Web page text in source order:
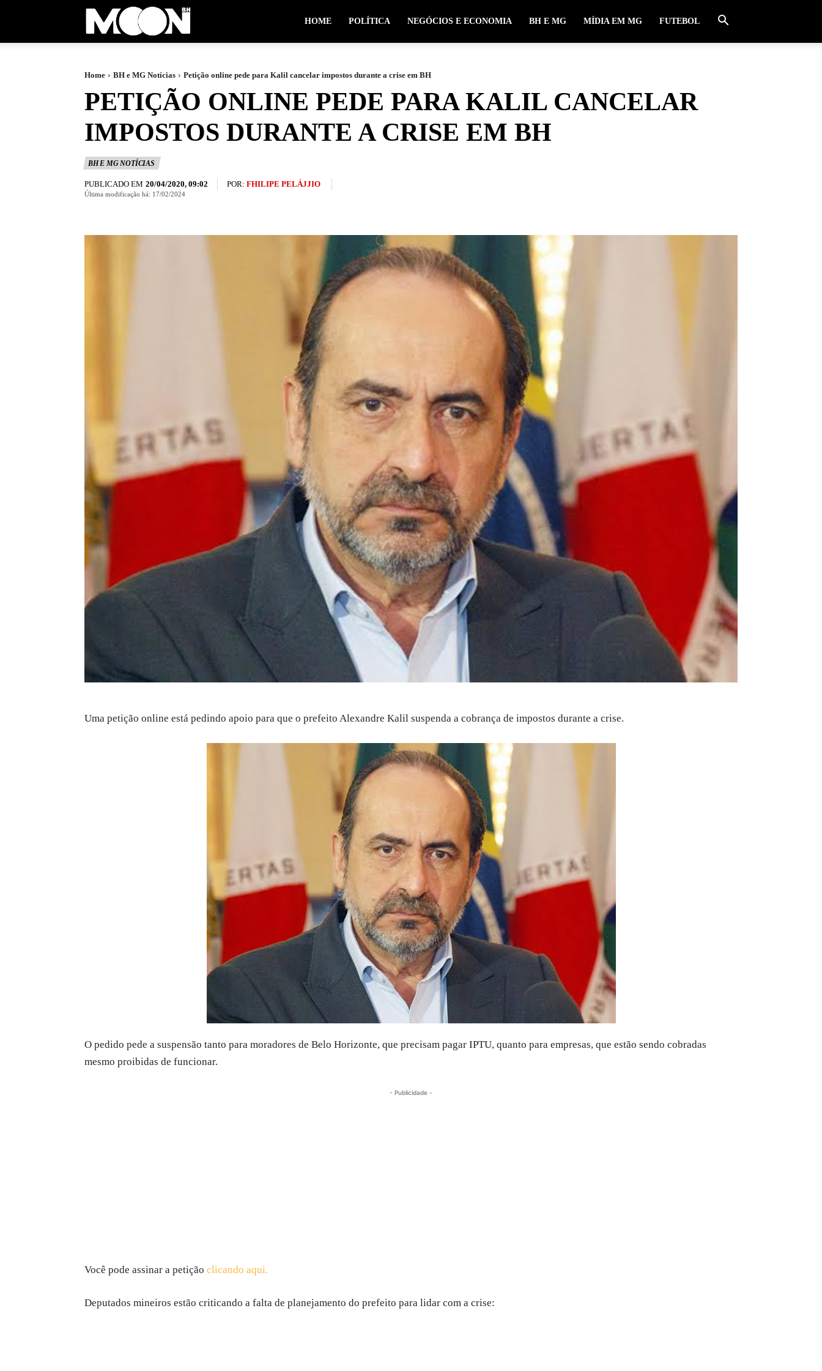
HOME POLÍTICA NEGÓCIOS E ECONOMIA BH E MG MÍDIA EM MG FUTEBOL
Home BH e MG Notícias Petição online pede para Kalil cancelar impostos durante a crise em BH
PETIÇÃO ONLINE PEDE PARA KALIL CANCELAR
IMPOSTOS DURANTE A CRISE EM BH
BH E MG NOTÍCIAS
PUBLICADO EM 20/04/2020, 09:02 POR: FHILIPE PELÁJJIO
Última modificação há: 17/02/2024
Uma petição online está pedindo apoio para que o prefeito Alexandre Kalil suspenda a cobrança de impostos durante a crise.
O pedido pede a suspensão tanto para moradores de Belo Horizonte, que precisam pagar IPTU, quanto para empresas, que estão sendo cobradas
mesmo proibidas de funcionar.
- Publicidade -
Você pode assinar a petição clicando aqui.
Deputados mineiros estão criticando a falta de planejamento do prefeito para lidar com a crise: